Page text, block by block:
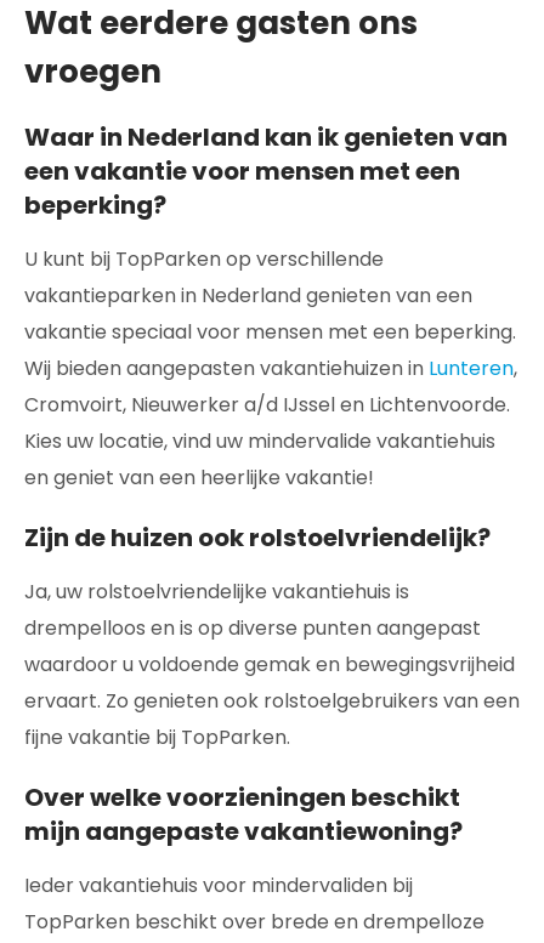
Wat eerdere gasten ons
vroegen
Waar in Nederland kan ik genieten van
een vakantie voor mensen met een
beperking?
U kunt bij TopParken op verschillende
vakantieparken in Nederland genieten van een
vakantie speciaal voor mensen met een beperking.
Wij bieden aangepasten vakantiehuizen in Lunteren,
Cromvoirt, Nieuwerker a/d IJssel en Lichtenvoorde.
Kies uw locatie, vind uw mindervalide vakantiehuis
en geniet van een heerlijke vakantie!
Zijn de huizen ook rolstoelvriendelijk?
Ja, uw rolstoelvriendelijke vakantiehuis is
drempelloos en is op diverse punten aangepast
waardoor u voldoende gemak en bewegingsvrijheid
ervaart. Zo genieten ook rolstoelgebruikers van een
fijne vakantie bij TopParken.
Over welke voorzieningen beschikt
mijn aangepaste vakantiewoning?
Ieder vakantiehuis voor mindervaliden bij
TopParken beschikt over brede en drempelloze